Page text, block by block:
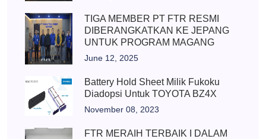
TIGA MEMBER PT FTR RESMI
DIBERANGKATKAN KE JEPANG
UNTUK PROGRAM MAGANG
June 12, 2025
Battery Hold Sheet Milik Fukoku
Diadopsi Untuk TOYOTA BZ4X
November 08, 2023
FTR MERAIH TERBAIK I DALAM